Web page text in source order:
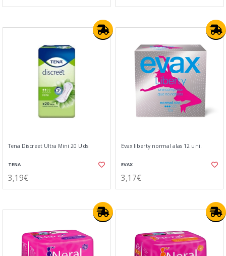
Tena Discreet Ultra Mini 20 Uds
TENA
3,19€
Evax liberty normal alas 12 uni.
EVAX
3,17€